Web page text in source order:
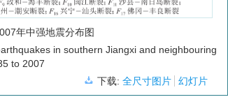
年中强地震分布图
in southern Jiangxi and neighbouring
to 2007
下载:全尺寸图片 幻灯片